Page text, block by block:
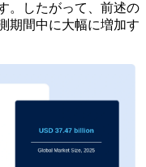
。したがって、前述の
期間中に大幅に増加す